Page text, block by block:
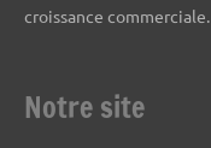
croissance commerciale.
Notre site